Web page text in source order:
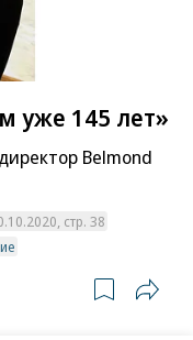
уже 145 лет»
Belmond
стр. 38